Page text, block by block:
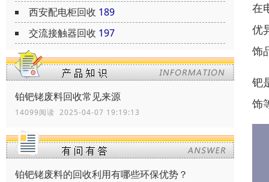
西安配电柜回收 189
交流接触器回收 197
铂钯铑废料回收常见来源
14099阅读 2025-04-07 19:19:13
铂钯铑废料的回收利用有哪些环保优势？
在
优
饰
钯
饰